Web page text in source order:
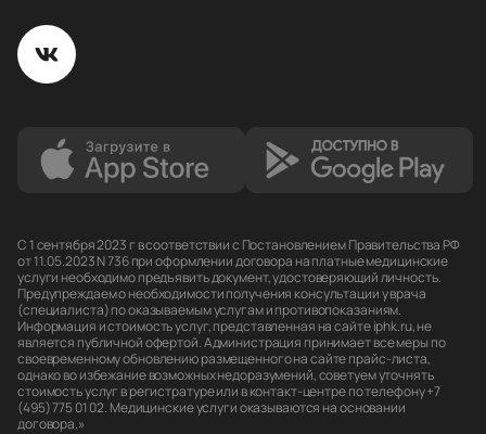
С 1 сентября 2023 г в соответствии с Постановлением Правительства РФ
от 11.05.2023 N 736 при оформлении договора на платные медицинские
услуги необходимо предъявить документ, удостоверяющий личность.
Предупреждаем о необходимости получения консультации у врача
(специалиста) по оказываемым услугам и противопоказаниям.
Информация и стоимость услуг, представленная на сайте iphk.ru, не
является публичной офертой. Администрация принимает все меры по
своевременному обновлению размещенного на сайте прайс-листа,
однако во избежание возможных недоразумений, советуем уточнять
стоимость услуг в регистратуре или в контакт-центре по телефону +7
(495) 775 01 02. Медицинские услуги оказываются на основании
договора.»